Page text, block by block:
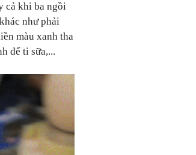
cả khi ba ngồi
như phải
màu xanh tha
để ti sữa,...